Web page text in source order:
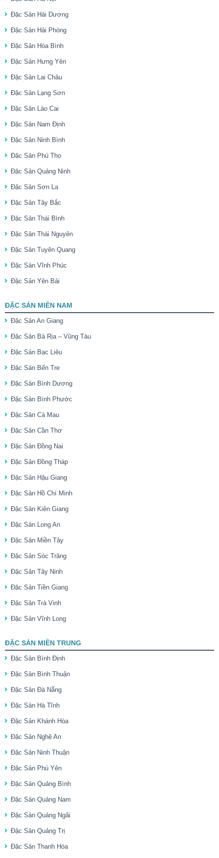
Đặc Sản Hải Dương
Đặc Sản Hải Phòng
Đặc Sản Hòa Bình
Đặc Sản Hưng Yên
Đặc Sản Lai Châu
Đặc Sản Lạng Sơn
Đặc Sản Lào Cai
Đặc Sản Nam Định
Đặc Sản Ninh Bình
Đặc Sản Phú Thọ
Đặc Sản Quảng Ninh
Đặc Sản Sơn La
Đặc Sản Tây Bắc
Đặc Sản Thái Bình
Đặc Sản Thái Nguyên
Đặc Sản Tuyên Quang
Đặc Sản Vĩnh Phúc
Đặc Sản Yên Bái
ĐẶC SẢN MIỀN NAM
Đặc Sản An Giang
Đặc Sản Bà Rịa – Vũng Tàu
Đặc Sản Bạc Liêu
Đặc Sản Bến Tre
Đặc Sản Bình Dương
Đặc Sản Bình Phước
Đặc Sản Cà Mau
Đặc Sản Cần Thơ
Đặc Sản Đồng Nai
Đặc Sản Đồng Tháp
Đặc Sản Hậu Giang
Đặc Sản Hồ Chí Minh
Đặc Sản Kiên Giang
Đặc Sản Long An
Đặc Sản Miền Tây
Đặc Sản Sóc Trăng
Đặc Sản Tây Ninh
Đặc Sản Tiền Giang
Đặc Sản Trà Vinh
Đặc Sản Vĩnh Long
ĐẶC SẢN MIỀN TRUNG
Đặc Sản Bình Định
Đặc Sản Bình Thuận
Đặc Sản Đà Nẵng
Đặc Sản Hà Tĩnh
Đặc Sản Khánh Hòa
Đặc Sản Nghệ An
Đặc Sản Ninh Thuận
Đặc Sản Phú Yên
Đặc Sản Quảng Bình
Đặc Sản Quảng Nam
Đặc Sản Quảng Ngãi
Đặc Sản Quảng Trị
Đặc Sản Thanh Hóa